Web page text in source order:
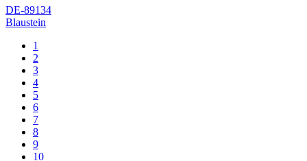
DE-89134
Blaustein
1
2
3
4
5
6
7
8
9
10